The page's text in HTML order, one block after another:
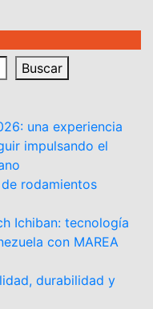
Buscar
una experiencia
impulsando el
rodamientos
Ichiban: tecnología
con MAREA
durabilidad y